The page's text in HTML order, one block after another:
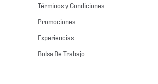
Términos y Condiciones
Promociones
Experiencias
Bolsa De Trabajo